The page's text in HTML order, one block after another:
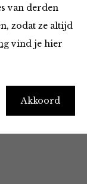
van derden
zodat ze altijd
vind je hier
Akkoord